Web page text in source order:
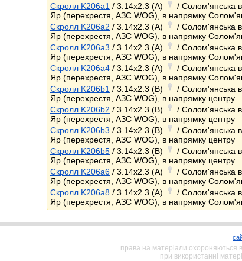
Скролл K206a1 / 3.14x2.3 (A)
/ Солом'янська
Яр (перехрестя, АЗС WOG), в напрямку
Скролл K206a2 / 3.14x2.3 (A)
/ Солом'янська
Яр (перехрестя, АЗС WOG), в напрямку
Скролл K206a3 / 3.14x2.3 (A)
/ Солом'янська
Яр (перехрестя, АЗС WOG), в напрямку
Скролл K206a4 / 3.14x2.3 (A)
/ Солом'янська
Яр (перехрестя, АЗС WOG), в напрямку
Скролл K206b1 / 3.14x2.3 (B)
/ Солом'янська
Яр (перехрестя, АЗС WOG), в напрямку центру
Скролл K206b2 / 3.14x2.3 (B)
/ Солом'янська
Яр (перехрестя, АЗС WOG), в напрямку центру
Скролл K206b3 / 3.14x2.3 (B)
/ Солом'янська
Яр (перехрестя, АЗС WOG), в напрямку центру
Скролл K206b5 / 3.14x2.3 (B)
/ Солом'янська
Яр (перехрестя, АЗС WOG), в напрямку центру
Скролл K206a6 / 3.14x2.3 (A)
/ Солом'янська
Яр (перехрестя, АЗС WOG), в напрямку
Скролл K206a8 / 3.14x2.3 (A)
/ Солом'янська
Яр (перехрестя, АЗС WOG), в напрямку
права на матеріали охороняються
при використанні